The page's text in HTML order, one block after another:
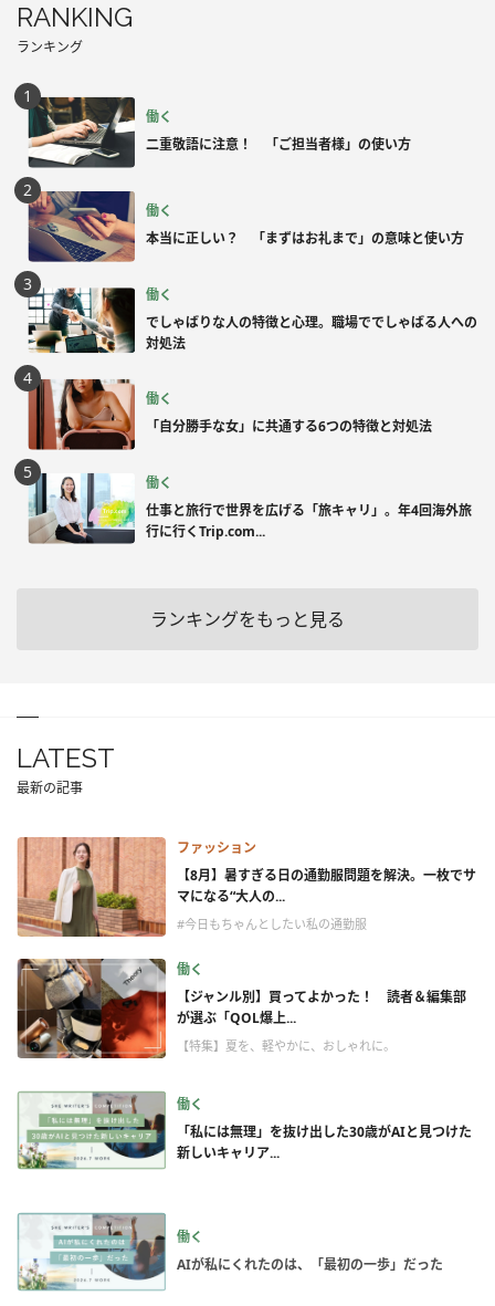
RANKING
ランキング
働く
二重敬語に注意！ 「ご担当者様」の使い方
働く
本当に正しい？ 「まずはお礼まで」の意味と使い方
働く
でしゃばりな人の特徴と心理。職場ででしゃばる人への
対処法
働く
「自分勝手な女」に共通する6つの特徴と対処法
働く
仕事と旅行で世界を広げる「旅キャリ」。年4回海外旅
行に行くTrip.com...
ランキングをもっと見る
LATEST
最新の記事
ファッション
【8月】暑すぎる日の通勤服問題を解決。一枚でサ
マになる“大人の...
#今日もちゃんとしたい私の通勤服
働く
【ジャンル別】買ってよかった！ 読者＆編集部
が選ぶ「QOL爆上...
【特集】夏を、軽やかに、おしゃれに。
働く
「私には無理」を抜け出した30歳がAIと見つけた
新しいキャリア...
働く
AIが私にくれたのは、「最初の一歩」だった